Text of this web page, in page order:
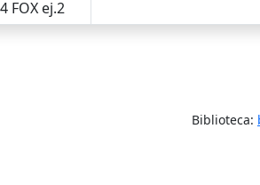
FOX ej.2
Biblioteca: